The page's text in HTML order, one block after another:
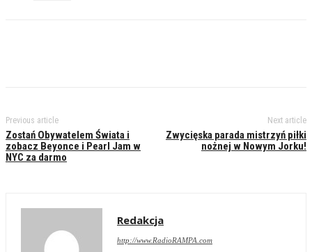
Previous article
Zostań Obywatelem Świata i
zobacz Beyonce i Pearl Jam w
NYC za darmo
Next article
Zwycięska parada mistrzyń piłki
nożnej w Nowym Jorku!
Redakcja
http://www.RadioRAMPA.com